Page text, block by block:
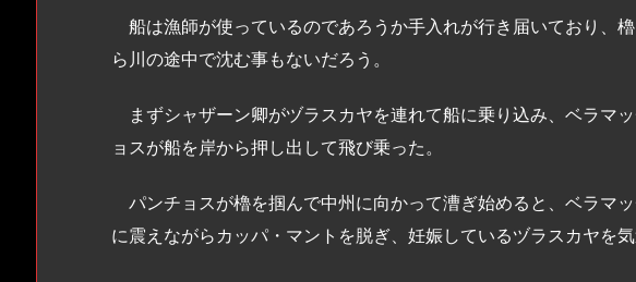
船は漁師が使っているのであろうか手入れが行き届いており、
ら川の途中で沈む事もないだろう。
まずシャザーン卿がヅラスカヤを連れて船に乗り込み、ベラマ
ョスが船を岸から押し出して飛び乗った。
パンチョスが櫓を掴んで中州に向かって漕ぎ始めると、ベラマ
に震えながらカッパ・マントを脱ぎ、妊娠しているヅラスカヤを気